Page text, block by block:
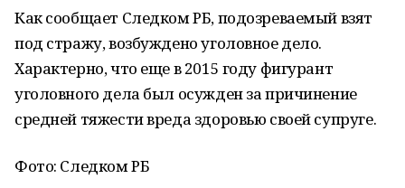
Как сообщает Следком РБ, подозреваемый взят
под стражу, возбуждено уголовное дело.
Характерно, что еще в 2015 году фигурант
уголовного дела был осужден за причинение
средней тяжести вреда здоровью своей супруге.
Фото: Следком РБ